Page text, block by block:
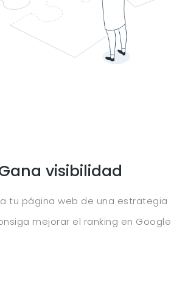
visibilidad
tu página web de una estrategia
mejorar el ranking en Google